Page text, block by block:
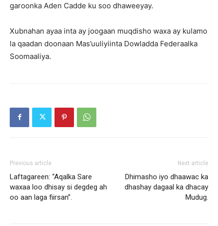
garoonka Aden Cadde ku soo dhaweeyay.
Xubnahan ayaa inta ay joogaan muqdisho waxa ay kulamo
la qaadan doonaan Mas’uuliyiinta Dowladda Federaalka
Soomaaliya.
Previous article
Laftagareen: “Aqalka Sare
waxaa loo dhisay si degdeg ah
oo aan laga fiirsan”.
Next article
Dhimasho iyo dhaawac ka
dhashay dagaal ka dhacay
Mudug.